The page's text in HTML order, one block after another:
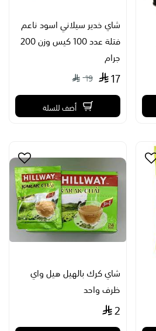
شاي خدير سيلاني اسود ناعم
فتلة عدد 100 كيس وزن 200
جرام
17
19
أضف للسلة
شاي كرك بالهيل هيل واي
ظرف واحد
2